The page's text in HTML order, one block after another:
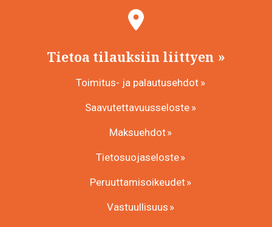
Tietoa tilauksiin liittyen
Toimitus- ja palautusehdot
Saavutettavuusseloste
Maksuehdot
Tietosuojaseloste
Peruuttamisoikeudet
Vastuullisuus